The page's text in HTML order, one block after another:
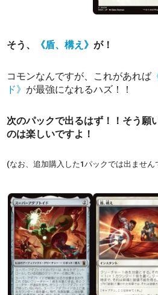
そう、 《盾、構え》が！
コモンなんですが、これがあれば
ド》 が最強になれるハズ！！
次のパックで出るはず！！そう願
のは楽しいですよ！
(なお、追加購入した1パックでは出ませ